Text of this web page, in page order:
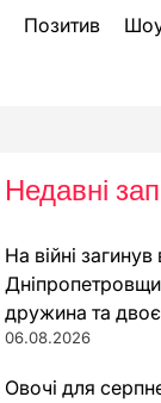
Позитив
Недавні
На війні
дружина та двоє
06.08.2026
Овочі для